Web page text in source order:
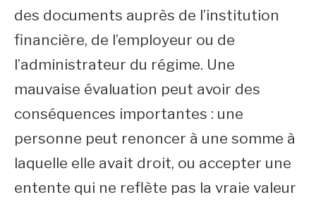
des documents auprès de l’institution
financière, de l’employeur ou de
l’administrateur du régime. Une
mauvaise évaluation peut avoir des
conséquences importantes : une
personne peut renoncer à une somme à
laquelle elle avait droit, ou accepter une
entente qui ne reflète pas la vraie valeur